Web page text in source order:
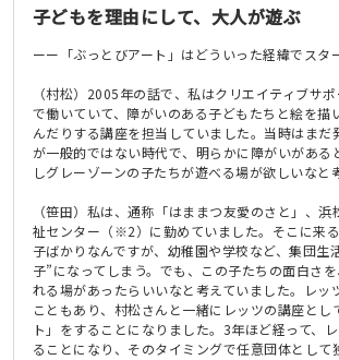
子どもを理由にして、大人が遊ぶ
ーー「ぶっとびアート」はどういった経緯でスタ
（村松）2005年の話で、私はクリエイティブサ
で働いていて、障がいのある子どもたちと絵を描
んだりする講座を担当していました。当時はまだ
が一般的ではない時代で、明らかに障がいがある
しグレーゾーンの子たちが遊べる場が欲しいなと
（笹田）私は、通称「はままつ友愛のさと」、
祉センター（※2）に勤めていました。そこに来
子ばかりなんですが、幼稚園や学校など、集団生
子”になってしまう。でも、この子たちの面白さ
れる場があったらいいなと考えていました。レッ
こともあり、村松さんと一緒にレッツの講座とし
ト」をすることになりました。3年ほど経って、
ることになり、そのタイミングで任意団体として